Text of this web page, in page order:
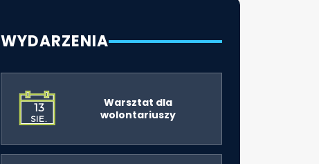
WYDARZENIA
13
SIE.
Warsztat dla
wolontariuszy